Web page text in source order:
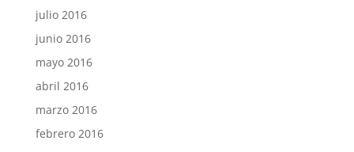
julio 2016
junio 2016
mayo 2016
abril 2016
marzo 2016
febrero 2016